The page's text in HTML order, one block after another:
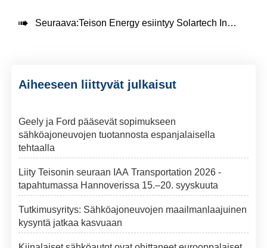
 Seuraava:Teison Energy esiintyy Solartech Indonesia Expossa!
Aiheeseen liittyvät julkaisut
Geely ja Ford pääsevät sopimukseen
sähköajoneuvojen tuotannosta espanjalaisella
tehtaalla
Liity Teisonin seuraan IAA Transportation 2026 -
tapahtumassa Hannoverissa 15.–20. syyskuuta
Tutkimusyritys: Sähköajoneuvojen maailmanlaajuinen
kysyntä jatkaa kasvuaan